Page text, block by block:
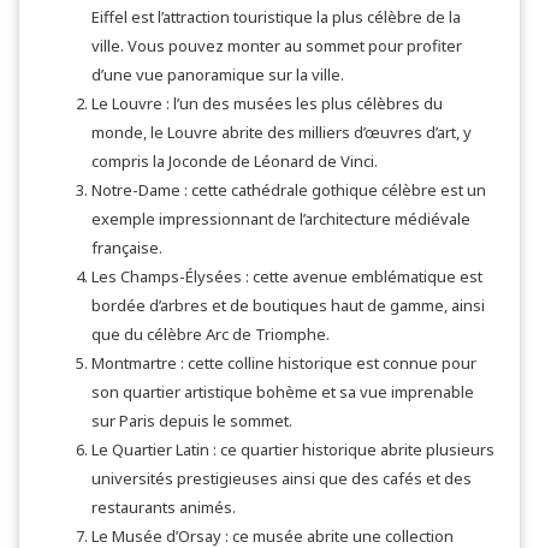
Eiffel est l’attraction touristique la plus célèbre de la
ville. Vous pouvez monter au sommet pour profiter
d’une vue panoramique sur la ville.
Le Louvre : l’un des musées les plus célèbres du
monde, le Louvre abrite des milliers d’œuvres d’art, y
compris la Joconde de Léonard de Vinci.
Notre-Dame : cette cathédrale gothique célèbre est un
exemple impressionnant de l’architecture médiévale
française.
Les Champs-Élysées : cette avenue emblématique est
bordée d’arbres et de boutiques haut de gamme, ainsi
que du célèbre Arc de Triomphe.
Montmartre : cette colline historique est connue pour
son quartier artistique bohème et sa vue imprenable
sur Paris depuis le sommet.
Le Quartier Latin : ce quartier historique abrite plusieurs
universités prestigieuses ainsi que des cafés et des
restaurants animés.
Le Musée d’Orsay : ce musée abrite une collection